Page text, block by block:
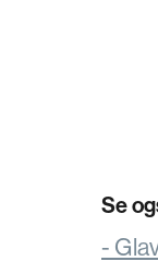
Se
-